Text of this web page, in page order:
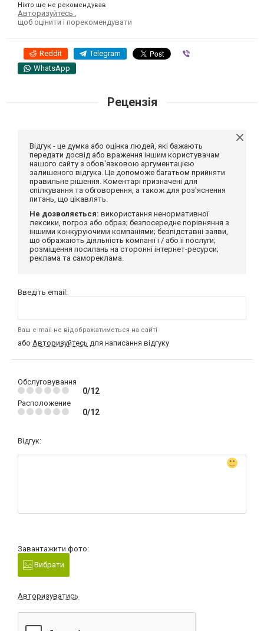
Ніхто ще не рекомендував
Авторизуйтесь
щоб оцінити і порекомендувати
Reddit Telegram
WhatsApp
Рецензія
Відгук - це думка або оцінка людей, які бажають
передати досвід або враження іншим користувачам
нашого сайту з обов'язковою аргументацією
залишеного відгука. Це допоможе багатьом прийняти
правильне рішення. Коментарі призначені для
спілкування та обговорення, а також для роз'яснення
питань, що цікавлять.
Не дозволяється: використання ненормативної
лексики, погроз або образ; безпосереднє порівняння з
іншими конкуруючими компаніями; безпідставні заяви,
що ображають діяльність компанії і / або її послуги;
розміщення посилань на сторонні інтернет-ресурси;
реклама та самореклама.
Введіть email:
Ваш e-mail не відображатиметься на сайті
або Авторизуйтесь для написання відгуку
Обслуговування
0/12
Расположение
0/12
Відгук:
Завантажити фото:
Вибрати
Авторизуватись